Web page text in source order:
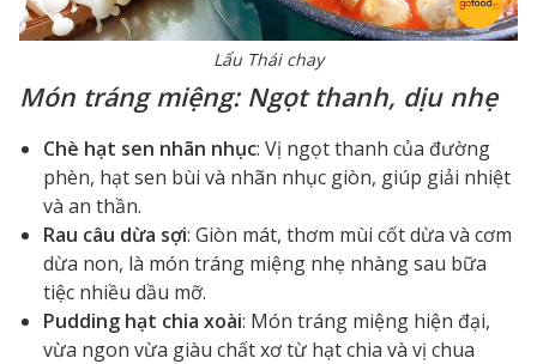
Lẩu Thái chay
Món tráng miệng: Ngọt thanh, dịu nhẹ
Chè hạt sen nhãn nhục: Vị ngọt thanh của đường
phèn, hạt sen bùi và nhãn nhục giòn, giúp giải nhiệt
và an thần.
Rau câu dừa sợi: Giòn mát, thơm mùi cốt dừa và cơm
dừa non, là món tráng miệng nhẹ nhàng sau bữa
tiệc nhiều dầu mỡ.
Pudding hạt chia xoài: Món tráng miệng hiện đại,
vừa ngon vừa giàu chất xơ từ hạt chia và vị chua